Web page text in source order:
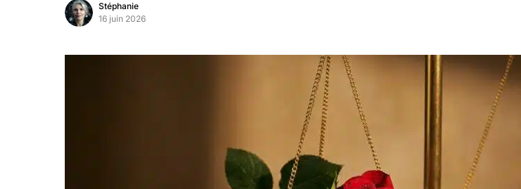
Stéphanie
16 juin 2026